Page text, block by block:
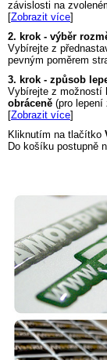
závislosti na
[Zobrazit více]
2. krok - výběr
Vybírejte z
pevným poměrem
3. krok - způsob
Vybírejte z možností
obráceně (pro lepení
[Zobrazit více]
Kliknutím na tlačítko
Do košíku postupně